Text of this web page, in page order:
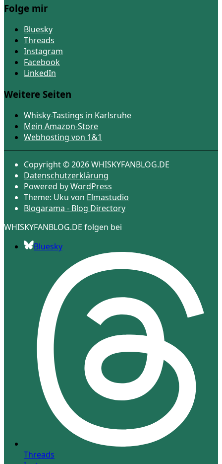
Folge mir
Bluesky
Threads
Instagram
Facebook
LinkedIn
Weitere Seiten
Whisky-Tastings in Karlsruhe
Mein Amazon-Store
Webhosting von 1&1
Copyright © 2026 WHISKYFANBLOG.DE
Datenschutzerklärung
Powered byWordPress
Theme: Uku von Elmastudio
Blogarama - Blog Directory
WHISKYFANBLOG.DE folgen bei
Bluesky
Threads